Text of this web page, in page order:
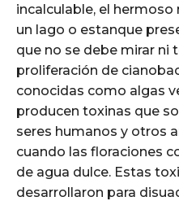
incalculable, el
un lago o estanque
que no se debe mirar ni
proliferación de
conocidas como algas
producen toxinas que
seres humanos y otros
cuando las floraciones
de agua dulce. Estas
desarrollaron para